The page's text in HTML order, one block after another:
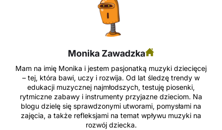
Monika Zawadzka
Mam na imię Monika i jestem pasjonatką muzyki dziecięcej
– tej, która bawi, uczy i rozwija. Od lat śledzę trendy w
edukacji muzycznej najmłodszych, testuję piosenki,
rytmiczne zabawy i instrumenty przyjazne dzieciom. Na
blogu dzielę się sprawdzonymi utworami, pomysłami na
zajęcia, a także refleksjami na temat wpływu muzyki na
rozwój dziecka.